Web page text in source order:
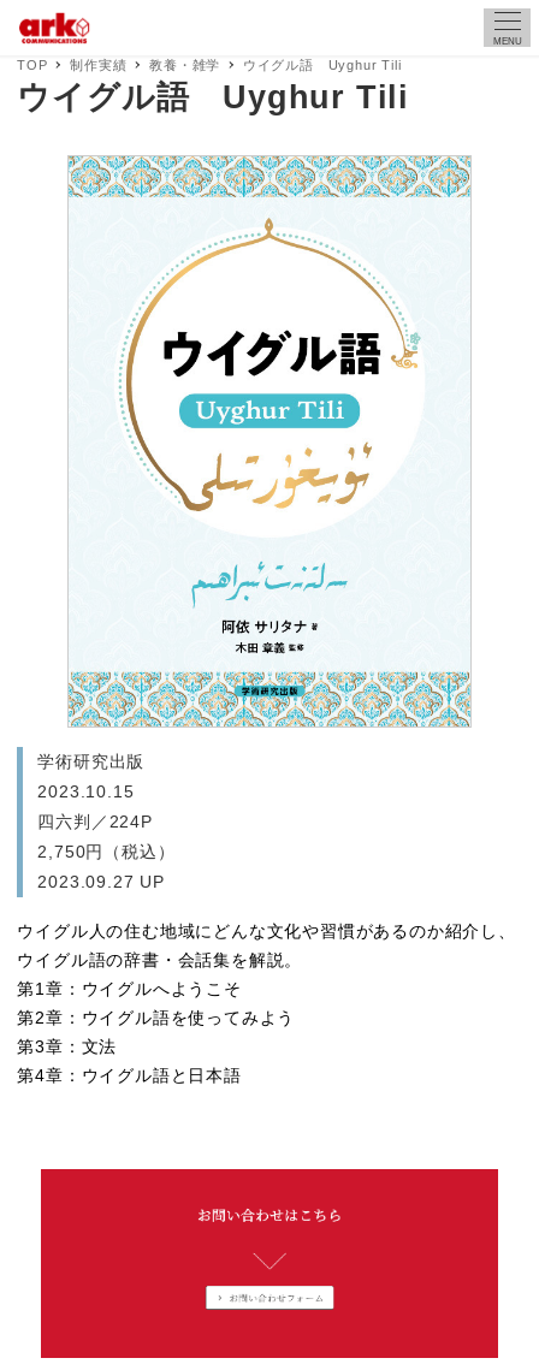
MENU
TOP 制作実績 教養・雑学 ウイグル語 Uyghur Tili
ウイグル語 Uyghur Tili
学術研究出版
2023.10.15
四六判／224P
2,750円（税込）
2023.09.27 UP
ウイグル人の住む地域にどんな文化や習慣があるのか紹介し、
ウイグル語の辞書・会話集を解説。
第1章：ウイグルへようこそ
第2章：ウイグル語を使ってみよう
第3章：文法
第4章：ウイグル語と日本語